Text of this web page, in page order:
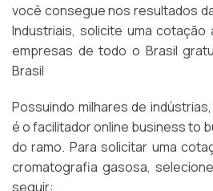
você consegue nos resultados
Industriais, solicite uma cotação
empresas de todo o Brasil
Brasil
Possuindo milhares de
é o facilitador online business to
do ramo. Para solicitar uma
cromatografia gasosa,
seguir: